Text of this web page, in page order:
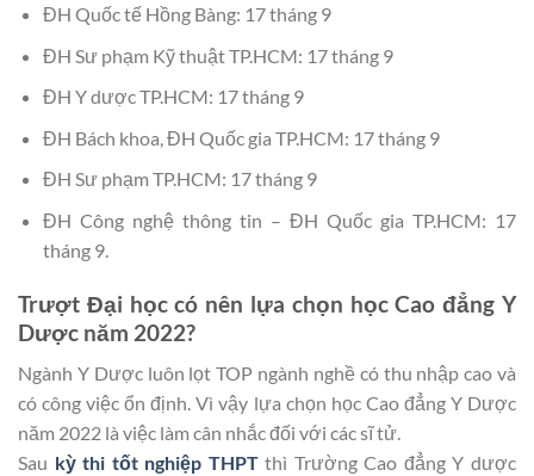
ĐH Quốc tế Hồng Bàng: 17 tháng 9
ĐH Sư phạm Kỹ thuật TP.HCM: 17 tháng 9
ĐH Y dược TP.HCM: 17 tháng 9
ĐH Bách khoa, ĐH Quốc gia TP.HCM: 17 tháng 9
ĐH Sư phạm TP.HCM: 17 tháng 9
ĐH Công nghệ thông tin – ĐH Quốc gia TP.HCM: 17
tháng 9.
Trượt Đại học có nên lựa chọn học Cao đẳng Y
Dược năm 2022?
Ngành Y Dược luôn lọt TOP ngành nghề có thu nhập cao và
có công việc ổn định. Vì vậy lựa chọn học Cao đẳng Y Dược
năm 2022 là việc làm cân nhắc đối với các sĩ tử.
Sau kỳ thi tốt nghiệp THPTthì Trường Cao đẳng Y dược